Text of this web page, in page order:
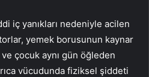
iç yanıkları nedeniyle acilen
yemek borusunun kaynar
ve çocuk aynı gün öğleden
vücudunda fiziksel şiddeti